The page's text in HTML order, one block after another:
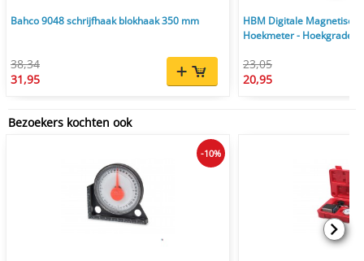
Bahco 9048 schrijfhaak blokhaak 350 mm
38,34
31,95
HBM Digitale
Hoekmeter - Hoekgraden
23,05
20,95
Bezoekers kochten ook
-10%